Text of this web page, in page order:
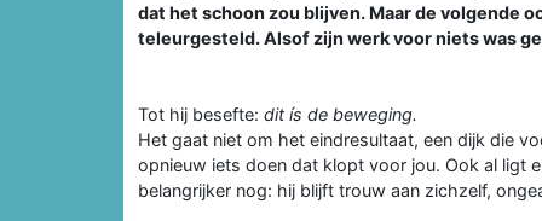
dat het schoon zou blijven. Maar de volgende
teleurgesteld. Alsof zijn werk voor niets was
Tot hij besefte: dit ís de beweging.
Het gaat niet om het eindresultaat, een dijk die
opnieuw iets doen dat klopt voor jou. Ook al ligt
belangrijker nog: hij blijft trouw aan zichzelf,